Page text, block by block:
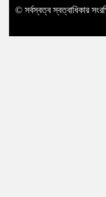
© সর্বস্বত্ব স্বত্বাধিকার